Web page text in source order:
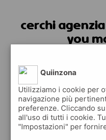
cerchi
you
Quiinzona
Utilizziamo i cookie per
navigazione più
preferenze. Cliccando
all'uso di tutti i cookie.
"Impostazioni" per